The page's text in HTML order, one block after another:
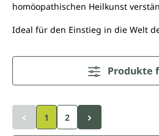
homöopathischen Heilkunst
Ideal für den Einstieg in die Welt
Produkte
1 2